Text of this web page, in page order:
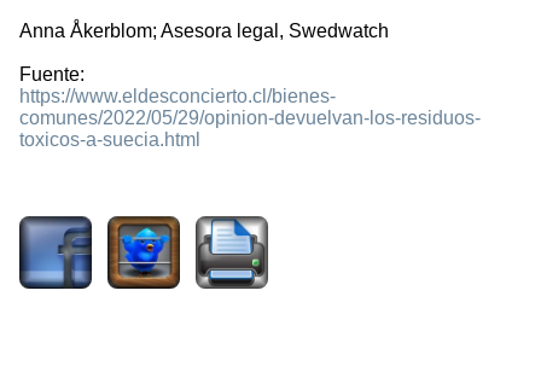
Anna Åkerblom; Asesora legal, Swedwatch
Fuente:
https://www.eldesconcierto.cl/bienes-
comunes/2022/05/29/opinion-devuelvan-los-residuos-
toxicos-a-suecia.html